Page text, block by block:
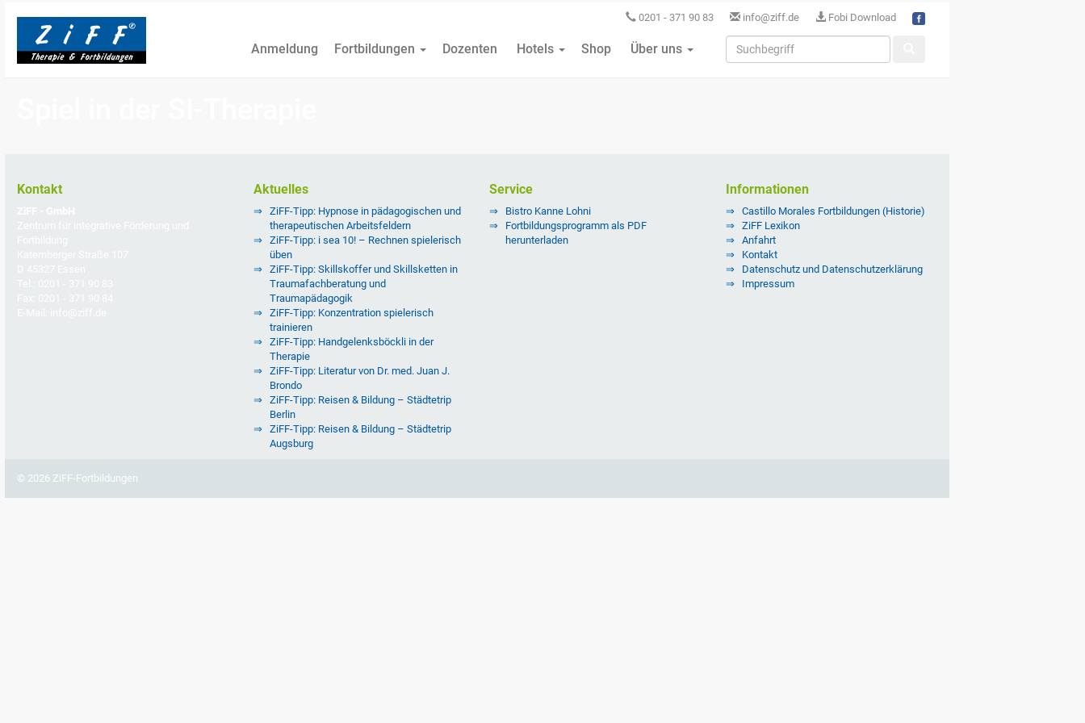
0201 - 371 90 83 info@ziff.de Fobi Download
Anmeldung Fortbildungen Dozenten Hotels Shop Über uns
Kontakt Aktuelles
ZiFF-Tipp: Hypnose in pädagogischen und
therapeutischen Arbeitsfeldern
ZiFF-Tipp: i sea 10! – Rechnen spielerisch
üben
ZiFF-Tipp: Skillskoffer und Skillsketten in
Traumafachberatung und
Traumapädagogik
ZiFF-Tipp: Konzentration spielerisch
trainieren
ZiFF-Tipp: Handgelenksböckli in der
Therapie
ZiFF-Tipp: Literatur von Dr. med. Juan J.
Brondo
ZiFF-Tipp: Reisen & Bildung – Städtetrip
Berlin
ZiFF-Tipp: Reisen & Bildung – Städtetrip
Augsburg
Service
Bistro Kanne Lohni
Fortbildungsprogramm als PDF
herunterladen
Informationen
Castillo Morales Fortbildungen (Historie)
ZiFF Lexikon
Anfahrt
Kontakt
Datenschutz und Datenschutzerklärung
Impressum
© 2026 ZiFF-Fortbildungen